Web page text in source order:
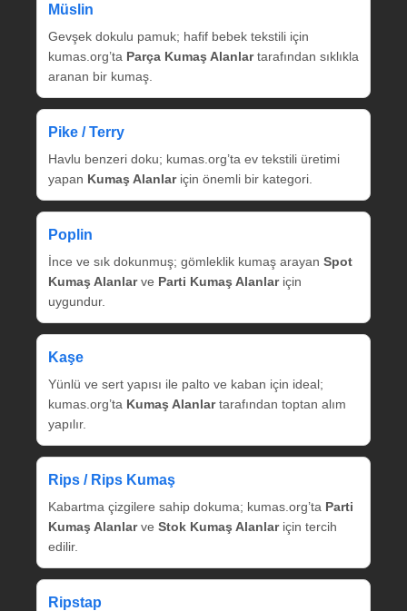
Müslin
Gevşek dokulu pamuk; hafif bebek tekstili için
kumas.org’ta Parça Kumaş Alanlartarafından sıklıkla
aranan bir kumaş.
Pike / Terry
Havlu benzeri doku; kumas.org’ta ev tekstili üretimi
yapan Kumaş Alanlariçin önemli bir kategori.
Poplin
İnce ve sık dokunmuş; gömleklik kumaş arayan Spot
Kumaş Alanlarve Parti Kumaş Alanlariçin
uygundur.
Kaşe
Yünlü ve sert yapısı ile palto ve kaban için ideal;
kumas.org’ta Kumaş Alanlartarafından toptan alım
yapılır.
Rips / Rips Kumaş
Kabartma çizgilere sahip dokuma; kumas.org’ta Parti
Kumaş Alanlarve Stok Kumaş Alanlariçin tercih
edilir.
Ripstap